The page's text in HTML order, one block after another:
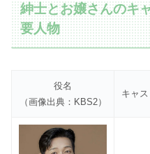
紳士とお嬢さんのキ
要人物
役名
（画像出典：KBS2）
キャス